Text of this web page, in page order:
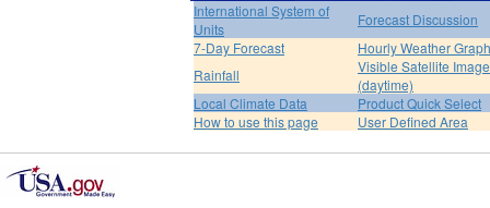
International System of
Units
Forecast Discussion
7-Day Forecast
Hourly Weather Graph
Rainfall
Visible Satellite Image
(daytime)
Local Climate Data
Product Quick Select
How to use this page
User Defined Area